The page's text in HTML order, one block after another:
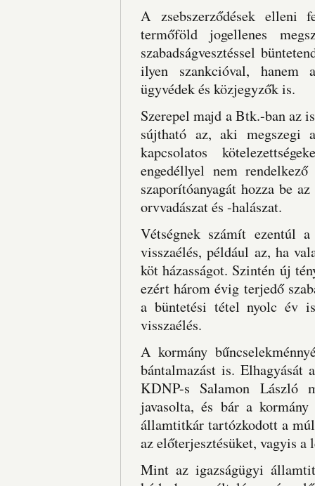
A zsebszerződések elleni
termőföld jogellenes
szabadságvesztéssel
ilyen szankcióval, hanem
ügyvédek és közjegyzők is.
Szerepel majd a Btk.-ban az
sújtható az, aki megszegi
kapcsolatos
engedéllyel nem
szaporítóanyagát hozza be
orvvadászat és -halászat.
Vétségnek számít ezentúl
visszaélés, például az, ha
köt házasságot. Szintén új
ezért három évig terjedő
a büntetési tétel nyolc év
visszaélés.
A kormány
bántalmazást is.
KDNP-s Salamon László
javasolta, és bár a
államtitkár tartózkodott a
az előterjesztésüket, vagyis
Mint az igazságügyi